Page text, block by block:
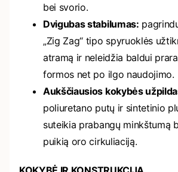
bei svorio.
Dvigubas stabilumas:
„Zig Zag“ tipo spyruoklės
atramą ir neleidžia baldui
formos net po ilgo naudojimo.
Aukščiausios kokybės
poliuretano putų ir sintetinio
suteikia prabangų minkštumą
puikią oro cirkuliaciją.